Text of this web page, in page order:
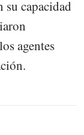
su capacidad
agentes